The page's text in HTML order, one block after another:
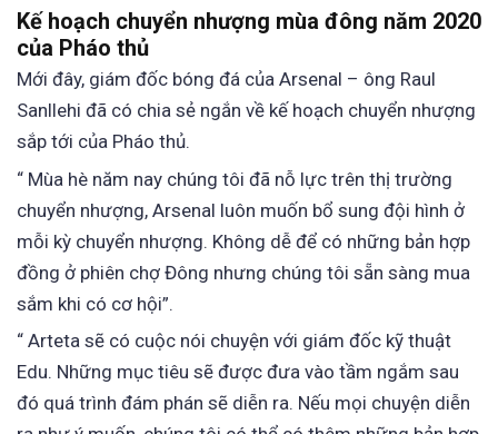
Kế hoạch chuyển nhượng mùa đông năm 2020
của Pháo thủ
Mới đây, giám đốc bóng đá của Arsenal – ông Raul
Sanllehi đã có chia sẻ ngắn về kế hoạch chuyển nhượng
sắp tới của Pháo thủ.
“ Mùa hè năm nay chúng tôi đã nỗ lực trên thị trường
chuyển nhượng, Arsenal luôn muốn bổ sung đội hình ở
mỗi kỳ chuyển nhượng. Không dễ để có những bản hợp
đồng ở phiên chợ Đông nhưng chúng tôi sẵn sàng mua
sắm khi có cơ hội”.
“ Arteta sẽ có cuộc nói chuyện với giám đốc kỹ thuật
Edu. Những mục tiêu sẽ được đưa vào tầm ngắm sau
đó quá trình đám phán sẽ diễn ra. Nếu mọi chuyện diễn